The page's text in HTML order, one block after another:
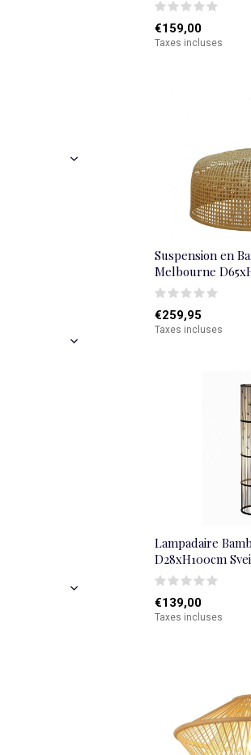
€159,00
Taxes incluses
Suspension en
Melbourne
€259,95
Taxes incluses
Lampadaire
D28xH100cm
€139,00
Taxes incluses